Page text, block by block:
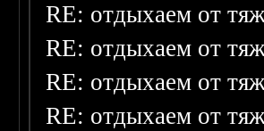
RE: отдыхаем от
RE: отдыхаем от
RE: отдыхаем от
RE: отдыхаем от